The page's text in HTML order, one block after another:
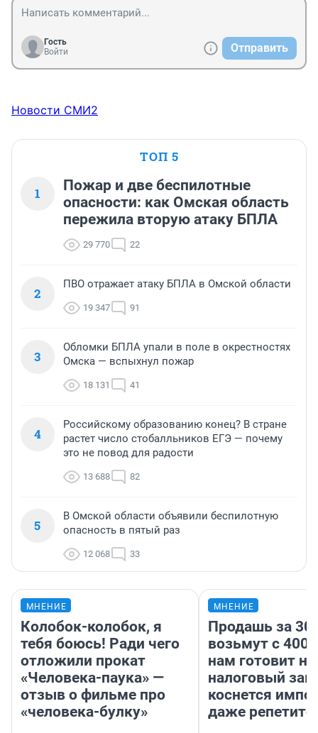
Гость
Войти
Отправить
Новости СМИ2
ТОП 5
1
Пожар и две беспилотные
опасности: как Омская область
пережила вторую атаку БПЛА
29 770 22
2
ПВО отражает атаку БПЛА в Омской области
19 347 91
3
Обломки БПЛА упали в поле в окрестностях
Омска — вспыхнул пожар
18 131 41
4
Российскому образованию конец? В стране
растет число стобалльников ЕГЭ — почему
это не повод для радости
13 688 82
5
В Омской области объявили беспилотную
опасность в пятый раз
12 068 33
МНЕНИЕ
Колобок-колобок, я
тебя боюсь! Ради чего
отложили прокат
«Человека-паука» —
отзыв о фильме про
«человека-булку»
МНЕНИЕ
Продашь за
возьмут с
нам готовит
налоговый
коснется
даже